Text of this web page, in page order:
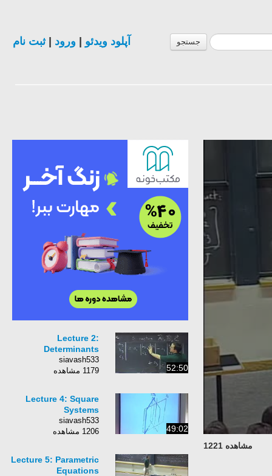
جستجو آپلود ویدئو ورود |ثبت نام
مشاهده 1221
52:50
Lecture 2:
Determinants
siavash533
1179 مشاهده
49:02
Lecture 4: Square
Systems
siavash533
1206 مشاهده
Lecture 5: Parametric
Equations